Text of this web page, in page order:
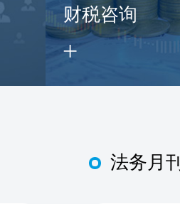
财税咨询
法务月刊